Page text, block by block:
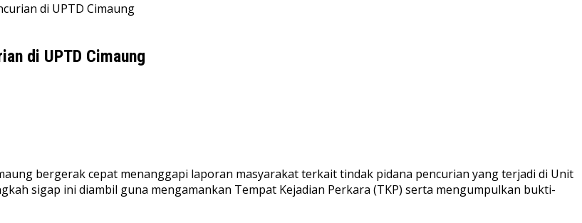
di UPTD Cimaung
di UPTD Cimaung
bergerak cepat menanggapi laporan masyarakat terkait tindak pidana pencurian yang terjadi di Unit
sigap ini diambil guna mengamankan Tempat Kejadian Perkara (TKP) serta mengumpulkan bukti-